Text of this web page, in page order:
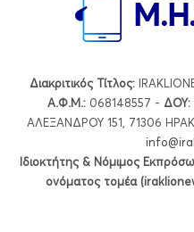
Διακριτικός Τίτλος:
Α.Φ.Μ.: 068148557 - ΔΟΥ:
ΑΛΕΞΑΝΔΡΟΥ 151, 71306
Ιδιοκτήτης & Νόμιμος
ονόματος τομέα